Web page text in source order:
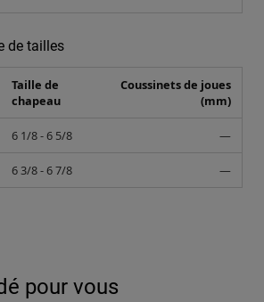
de tailles
Taille de
chapeau
Coussinets de joues
(mm)
6 1/8 - 6 5/8 —
6 3/8 - 6 7/8 —
pour vous